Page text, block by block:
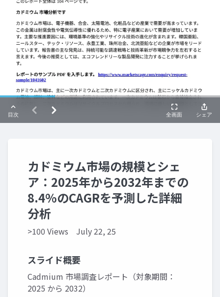
カドミウム市場の規模とシェ
ア：2025年から2032年までの
8.4%のCAGRを予測した詳細
分析
>100 Views July 22, 25
スライド概要
Cadmium 市場調査レポート（対象期間：
2025 から 2032）